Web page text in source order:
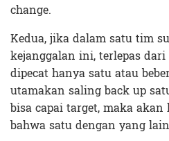
change.
Kedua, jika dalam satu tim
kejanggalan ini, terlepas
dipecat hanya satu atau
utamakan saling back up
bisa capai target, maka
bahwa satu dengan yang